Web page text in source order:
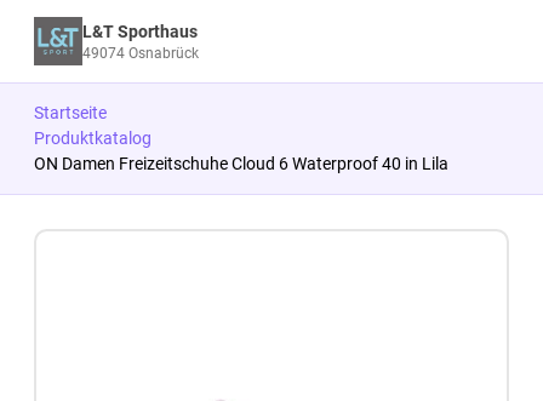
L&T Sporthaus
49074 Osnabrück
Startseite
Produktkatalog
ON Damen Freizeitschuhe Cloud 6 Waterproof 40 in Lila